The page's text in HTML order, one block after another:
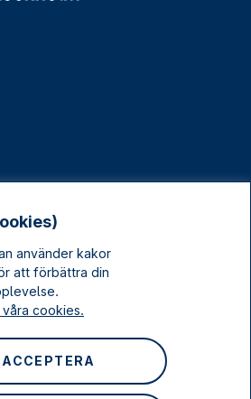
använder kakor
att förbättra din
våra cookies.
ACCEPTERA